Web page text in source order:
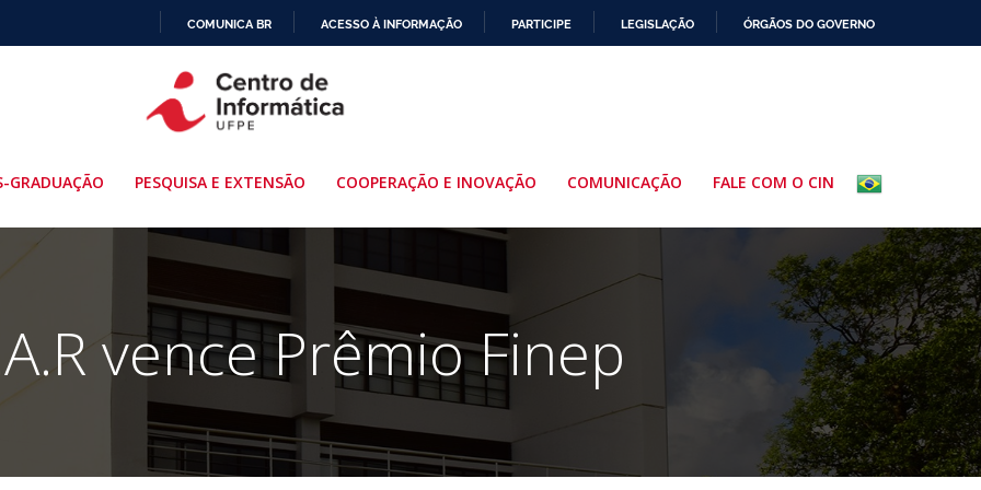
PARA
O
COMUNICA BR ACESSO À INFORMAÇÃO PARTICIPE LEGISLAÇÃO ÓRGÃOS DO GOVERNO
GRADUAÇÃO PESQUISA E EXTENSÃO COOPERAÇÃO E INOVAÇÃO COMUNICAÇÃO FALE COM O CIN
vence Prêmio Finep